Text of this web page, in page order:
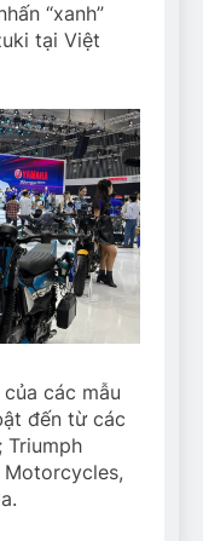
“xanh”
tại Việt
các mẫu
đến từ các
Triumph
Motorcycles,